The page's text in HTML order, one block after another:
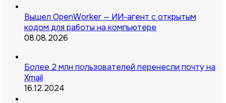
Вышел OpenWorker — ИИ-агент с открытым
кодом для работы на компьютере
08.08.2026
Более 2 млн пользователей перенесли почту на
Xmail
16.12.2024